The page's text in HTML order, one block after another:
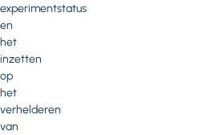
experimentstatus
en
het
inzetten
op
het
verhelderen
van